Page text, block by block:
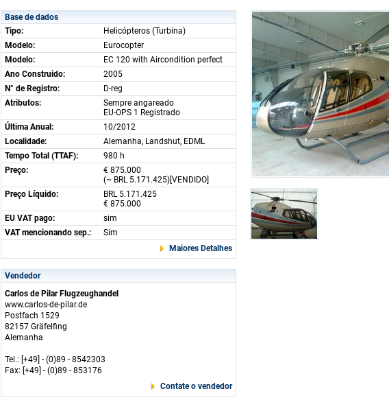
Base de dados
Tipo:
Helicópteros (Turbina)
Modelo:
Eurocopter
Modelo:
EC 120 with Aircondition perfect
Ano Construido:
2005
N° de Registro:
D-reg
Atributos:
Sempre angareado
EU-OPS 1 Registrado
Última Anual:
10/2012
Localidade:
Alemanha, Landshut, EDML
Tempo Total (TTAF):
980 h
Preço:
€ 875.000
(~ BRL 5.171.425)[VENDIDO]
Preço Líquido:
BRL 5.171.425
€ 875.000
EU VAT pago:
sim
VAT mencionando sep.:
Sim
Maiores Detalhes
Vendedor
Carlos de Pilar Flugzeughandel
www.carlos-de-pilar.de
Postfach 1529
82157 Gräfelfing
Alemanha
Tel.: [+49] - (0)89 - 8542303
Fax: [+49] - (0)89 - 853176
Contate o vendedor